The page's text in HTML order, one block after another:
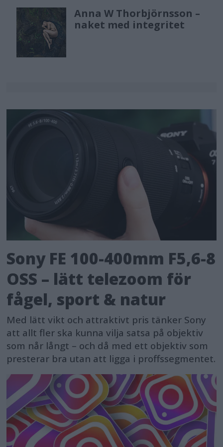
Anna W Thorbjörnsson –
naket med integritet
Sony FE 100-400mm F5,6-8
OSS – lätt telezoom för
fågel, sport & natur
Med lätt vikt och attraktivt pris tänker Sony
att allt fler ska kunna vilja satsa på objektiv
som når långt – och då med ett objektiv som
presterar bra utan att ligga i proffssegmentet.